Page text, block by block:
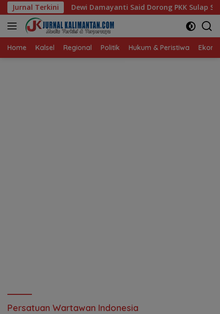
Langsung
ke
konten
Jurnal Terkini
Said Dorong PKK Sulap Sampah Jadi Sumber
Home Kalsel Regional Politik Hukum & Peristiwa
Persatuan Wartawan Indonesia